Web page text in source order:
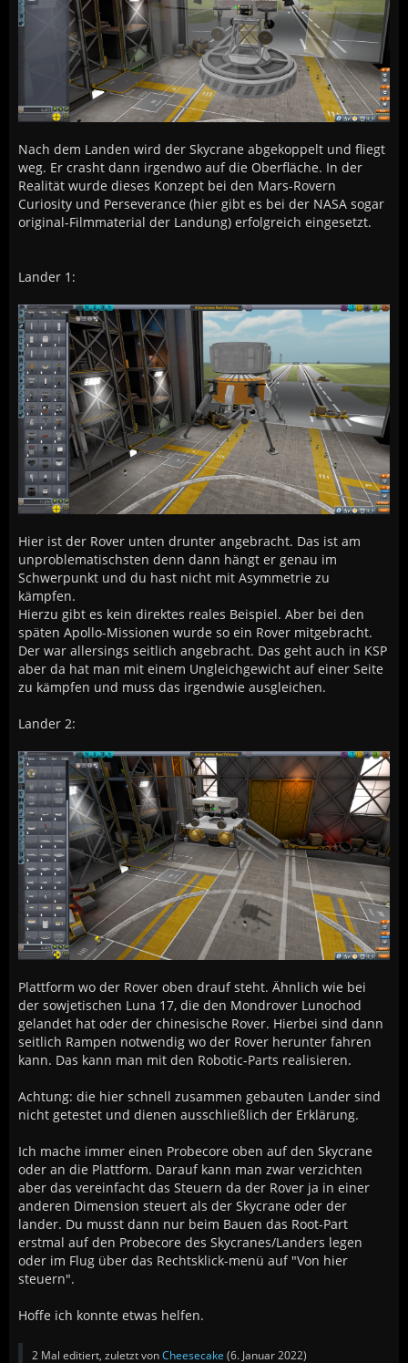
Nach dem Landen wird der Skycrane abgekoppelt und fliegt
weg. Er crasht dann irgendwo auf die Oberfläche. In der
Realität wurde dieses Konzept bei den Mars-Rovern
Curiosity und Perseverance (hier gibt es bei der NASA sogar
original-Filmmaterial der Landung) erfolgreich eingesetzt.
Lander 1:
Hier ist der Rover unten drunter angebracht. Das ist am
unproblematischsten denn dann hängt er genau im
Schwerpunkt und du hast nicht mit Asymmetrie zu
kämpfen.
Hierzu gibt es kein direktes reales Beispiel. Aber bei den
späten Apollo-Missionen wurde so ein Rover mitgebracht.
Der war allersings seitlich angebracht. Das geht auch in KSP
aber da hat man mit einem Ungleichgewicht auf einer Seite
zu kämpfen und muss das irgendwie ausgleichen.
Lander 2:
Plattform wo der Rover oben drauf steht. Ähnlich wie bei
der sowjetischen Luna 17, die den Mondrover Lunochod
gelandet hat oder der chinesische Rover. Hierbei sind dann
seitlich Rampen notwendig wo der Rover herunter fahren
kann. Das kann man mit den Robotic-Parts realisieren.
Achtung: die hier schnell zusammen gebauten Lander sind
nicht getestet und dienen ausschließlich der Erklärung.
Ich mache immer einen Probecore oben auf den Skycrane
oder an die Plattform. Darauf kann man zwar verzichten
aber das vereinfacht das Steuern da der Rover ja in einer
anderen Dimension steuert als der Skycrane oder der
lander. Du musst dann nur beim Bauen das Root-Part
erstmal auf den Probecore des Skycranes/Landers legen
oder im Flug über das Rechtsklick-menü auf "Von hier
steuern".
Hoffe ich konnte etwas helfen.
2 Mal editiert, zuletzt vonCheesecake (6. Januar 2022)